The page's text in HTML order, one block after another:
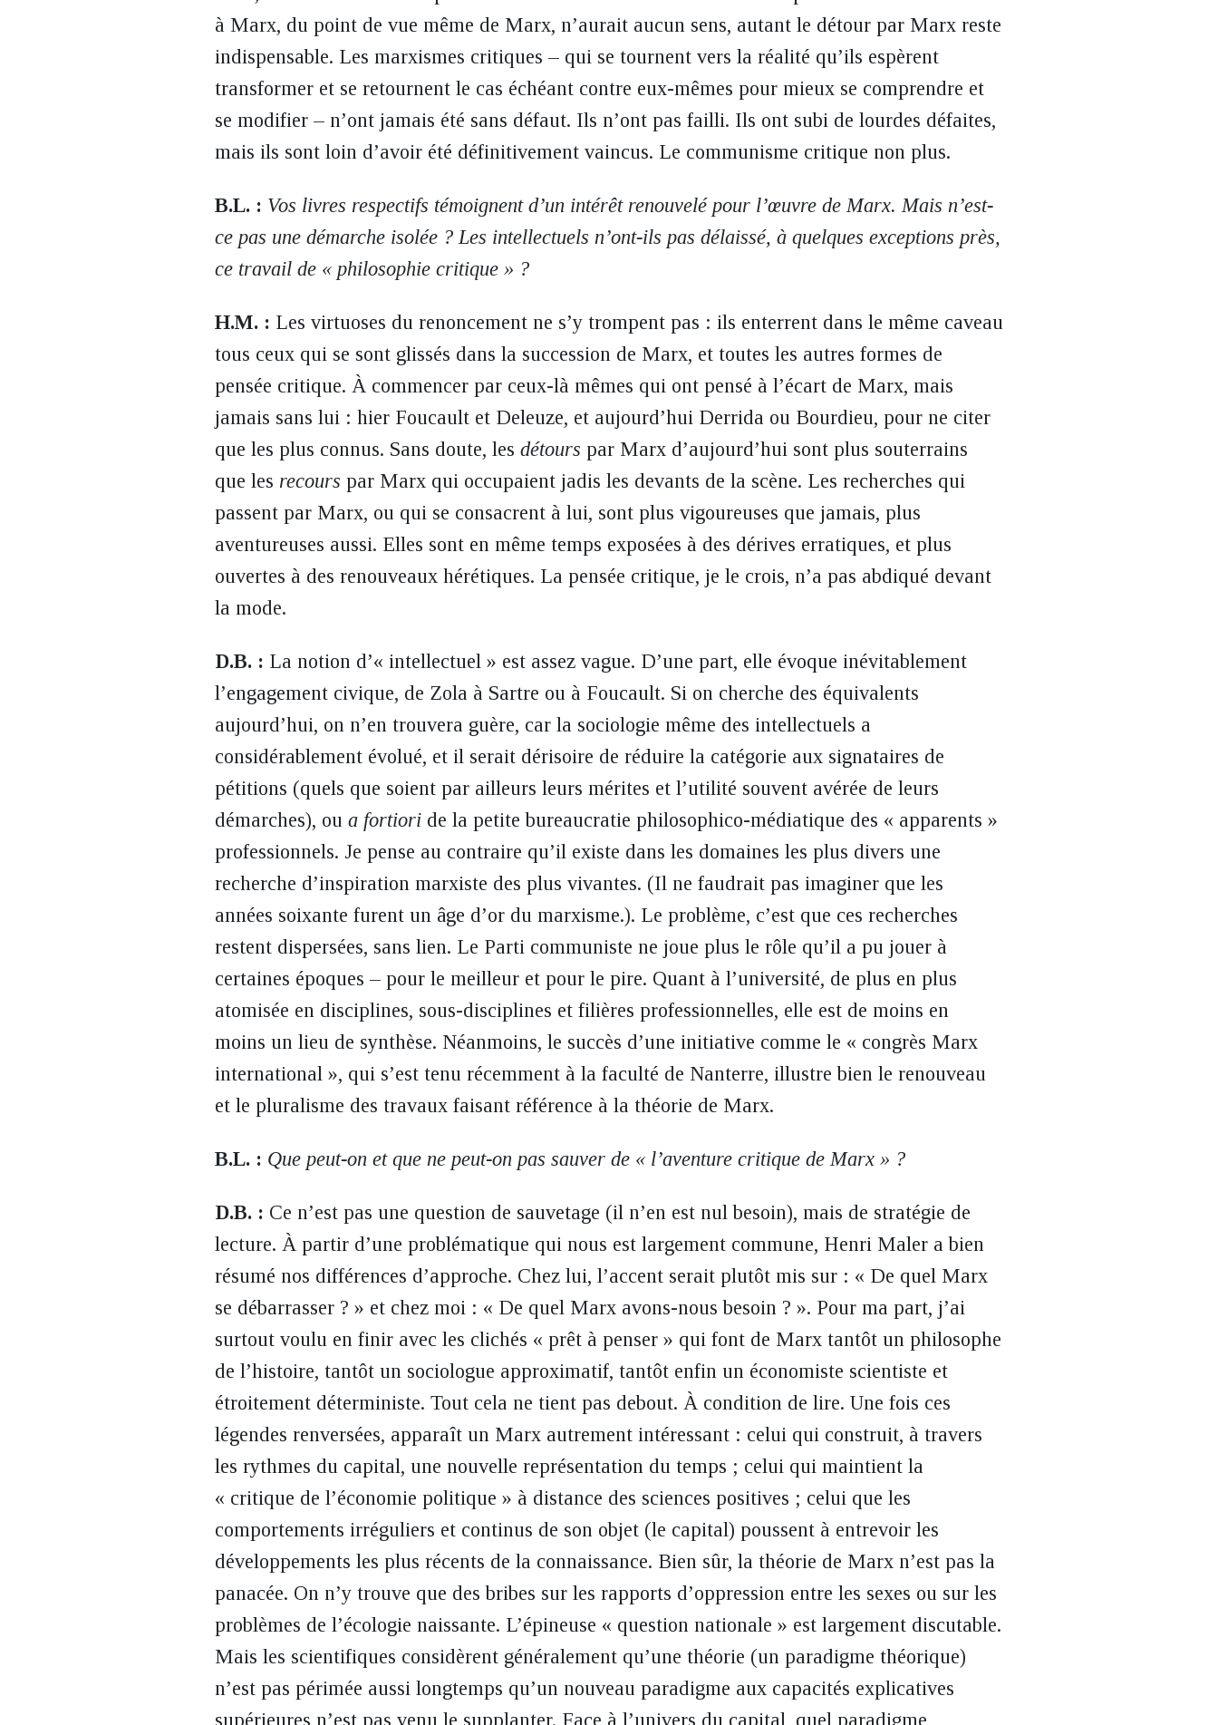
à Marx, du point de vue même de Marx, n’aurait aucun sens, autant le détour par Marx reste
indispensable. Les marxismes critiques – qui se tournent vers la réalité qu’ils espèrent
transformer et se retournent le cas échéant contre eux-mêmes pour mieux se comprendre et
se modifier – n’ont jamais été sans défaut. Ils n’ont pas failli. Ils ont subi de lourdes défaites,
mais ils sont loin d’avoir été définitivement vaincus. Le communisme critique non plus.
B.L. : Vos livres respectifs témoignent d’un intérêt renouvelé pour l’œuvre de Marx. Mais n’est-
ce pas une démarche isolée ? Les intellectuels n’ont-ils pas délaissé, à quelques exceptions près,
ce travail de « philosophie critique » ?
H.M. : Les virtuoses du renoncement ne s’y trompent pas : ils enterrent dans le même caveau
tous ceux qui se sont glissés dans la succession de Marx, et toutes les autres formes de
pensée critique. À commencer par ceux-là mêmes qui ont pensé à l’écart de Marx, mais
jamais sans lui : hier Foucault et Deleuze, et aujourd’hui Derrida ou Bourdieu, pour ne citer
que les plus connus. Sans doute, les détours par Marx d’aujourd’hui sont plus souterrains
que les recours par Marx qui occupaient jadis les devants de la scène. Les recherches qui
passent par Marx, ou qui se consacrent à lui, sont plus vigoureuses que jamais, plus
aventureuses aussi. Elles sont en même temps exposées à des dérives erratiques, et plus
ouvertes à des renouveaux hérétiques. La pensée critique, je le crois, n’a pas abdiqué devant
la mode.
D.B. : La notion d’« intellectuel » est assez vague. D’une part, elle évoque inévitablement
l’engagement civique, de Zola à Sartre ou à Foucault. Si on cherche des équivalents
aujourd’hui, on n’en trouvera guère, car la sociologie même des intellectuels a
considérablement évolué, et il serait dérisoire de réduire la catégorie aux signataires de
pétitions (quels que soient par ailleurs leurs mérites et l’utilité souvent avérée de leurs
démarches), ou a fortiori de la petite bureaucratie philosophico-médiatique des « apparents »
professionnels. Je pense au contraire qu’il existe dans les domaines les plus divers une
recherche d’inspiration marxiste des plus vivantes. (Il ne faudrait pas imaginer que les
années soixante furent un âge d’or du marxisme.). Le problème, c’est que ces recherches
restent dispersées, sans lien. Le Parti communiste ne joue plus le rôle qu’il a pu jouer à
certaines époques – pour le meilleur et pour le pire. Quant à l’université, de plus en plus
atomisée en disciplines, sous-disciplines et filières professionnelles, elle est de moins en
moins un lieu de synthèse. Néanmoins, le succès d’une initiative comme le « congrès Marx
international », qui s’est tenu récemment à la faculté de Nanterre, illustre bien le renouveau
et le pluralisme des travaux faisant référence à la théorie de Marx.
B.L. : Que peut-on et que ne peut-on pas sauver de « l’aventure critique de Marx » ?
D.B. : Ce n’est pas une question de sauvetage (il n’en est nul besoin), mais de stratégie de
lecture. À partir d’une problématique qui nous est largement commune, Henri Maler a bien
résumé nos différences d’approche. Chez lui, l’accent serait plutôt mis sur : « De quel Marx
se débarrasser ? » et chez moi : « De quel Marx avons-nous besoin ? ». Pour ma part, j’ai
surtout voulu en finir avec les clichés « prêt à penser » qui font de Marx tantôt un philosophe
de l’histoire, tantôt un sociologue approximatif, tantôt enfin un économiste scientiste et
étroitement déterministe. Tout cela ne tient pas debout. À condition de lire. Une fois ces
légendes renversées, apparaît un Marx autrement intéressant : celui qui construit, à travers
les rythmes du capital, une nouvelle représentation du temps ; celui qui maintient la
« critique de l’économie politique » à distance des sciences positives ; celui que les
comportements irréguliers et continus de son objet (le capital) poussent à entrevoir les
développements les plus récents de la connaissance. Bien sûr, la théorie de Marx n’est pas la
panacée. On n’y trouve que des bribes sur les rapports d’oppression entre les sexes ou sur les
problèmes de l’écologie naissante. L’épineuse « question nationale » est largement discutable.
Mais les scientifiques considèrent généralement qu’une théorie (un paradigme théorique)
n’est pas périmée aussi longtemps qu’un nouveau paradigme aux capacités explicatives
supérieures n’est pas venu le supplanter. Face à l’univers du capital, quel paradigme